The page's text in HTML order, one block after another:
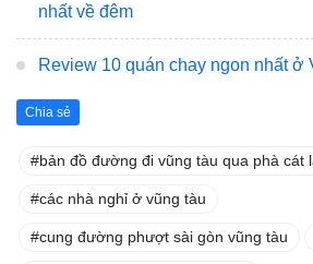
nhất về đêm
Review 10 quán chay ngon nhất ở
Chia sẻ
bản đồ đường đi vũng tàu qua phà cát
các nhà nghỉ ở vũng tàu
cung đường phượt sài gòn vũng tàu